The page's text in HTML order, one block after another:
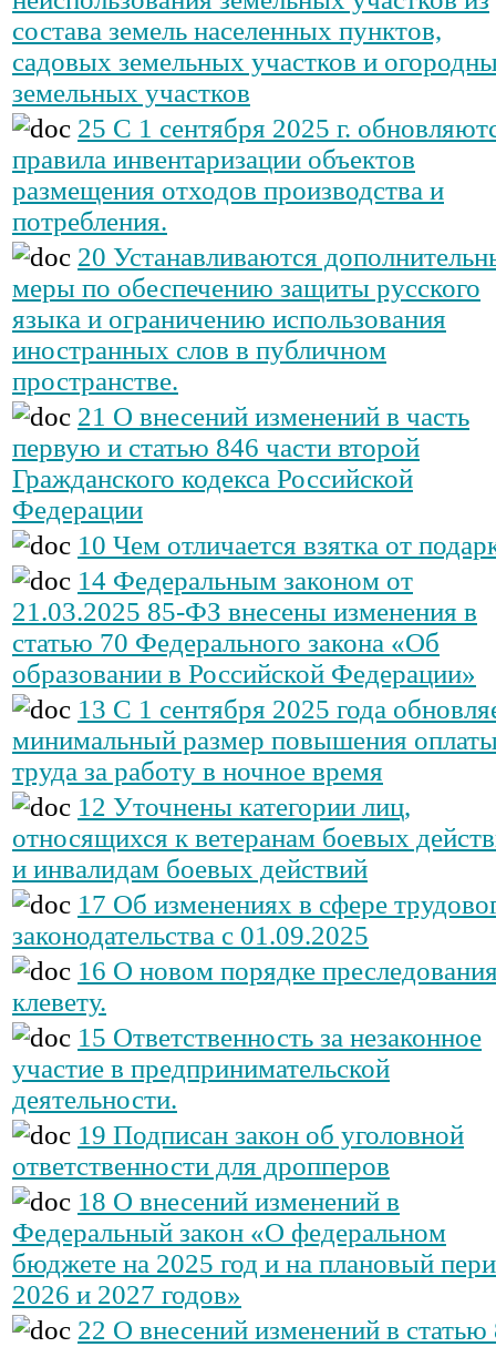
состава земель населенных пунктов,
садовых земельных участков и
земельных участков
25 С 1 сентября 2025 г.
правила инвентаризации объектов
размещения отходов производства и
потребления.
20 Устанавливаются
меры по обеспечению защиты русского
языка и ограничению использования
иностранных слов в публичном
пространстве.
21 О внесений изменений в часть
первую и статью 846 части второй
Гражданского кодекса Российской
Федерации
10 Чем отличается взятка от
14 Федеральным законом от
21.03.2025 85-ФЗ внесены изменения в
статью 70 Федерального закона «Об
образовании в Российской Федерации»
13 С 1 сентября 2025 года
минимальный размер повышения
труда за работу в ночное время
12 Уточнены категории лиц,
относящихся к ветеранам боевых
и инвалидам боевых действий
17 Об изменениях в сфере
законодательства с 01.09.2025
16 О новом порядке
клевету.
15 Ответственность за незаконное
участие в предпринимательской
деятельности.
19 Подписан закон об уголовной
ответственности для дропперов
18 О внесений изменений в
Федеральный закон «О федеральном
бюджете на 2025 год и на плановый
2026 и 2027 годов»
22 О внесений изменений в статью